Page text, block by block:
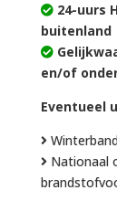
24-uurs
buitenland
en/of
Eventueel
Nationaal